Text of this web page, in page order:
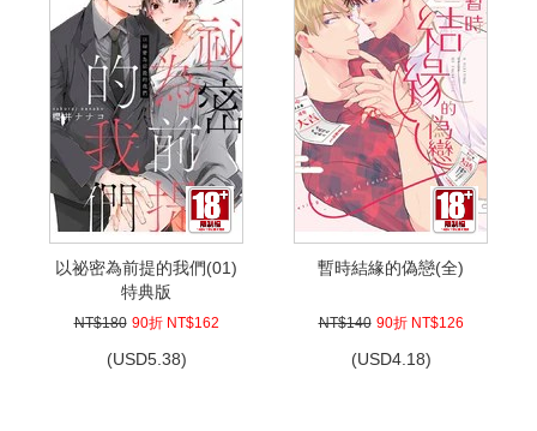
以祕密為前提的我們(01)
特典版
NT$180 90折 NT$162
(USD5.38)
暫時結緣的偽戀(全)
NT$140 90折 NT$126
(USD4.18)